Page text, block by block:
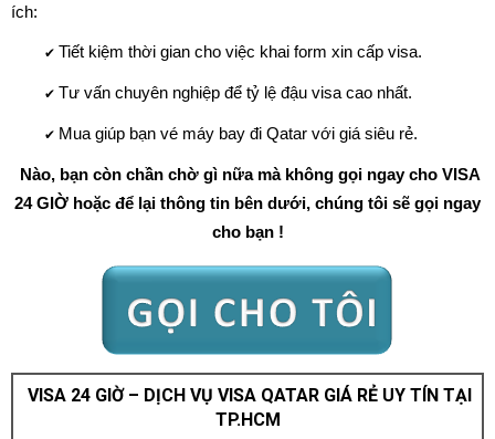
ích:
✔ Tiết kiệm thời gian cho việc khai form xin cấp visa.
✔ Tư vấn chuyên nghiệp để tỷ lệ đậu visa cao nhất.
✔ Mua giúp bạn vé máy bay đi Qatar với giá siêu rẻ.
Nào, bạn còn chần chờ gì nữa mà không gọi ngay cho VISA
24 GIỜ hoặc để lại thông tin bên dưới, chúng tôi sẽ gọi ngay
cho bạn !
VISA 24 GIỜ – DỊCH VỤ VISA QATAR GIÁ RẺ UY TÍN TẠI
TP.HCM